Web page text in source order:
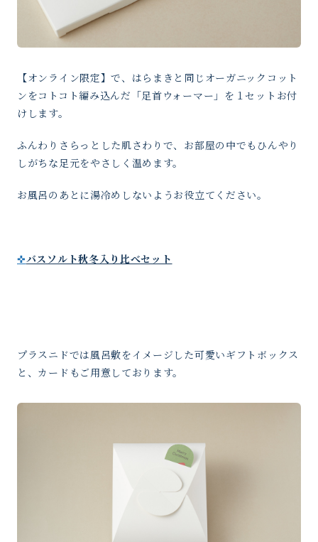
【オンライン限定】で、はらまきと同じオーガニックコット
ンをコトコト編み込んだ「足首ウォーマー」を１セットお付
けします。
ふんわりさらっとした肌さわりで、お部屋の中でもひんやり
しがちな足元をやさしく温めます。
お風呂のあとに湯冷めしないようお役立てください。
✜バスソルト秋冬入り比べセット
プラスニドでは風呂敷をイメージした可愛いギフトボックス
と、カードもご用意しております。